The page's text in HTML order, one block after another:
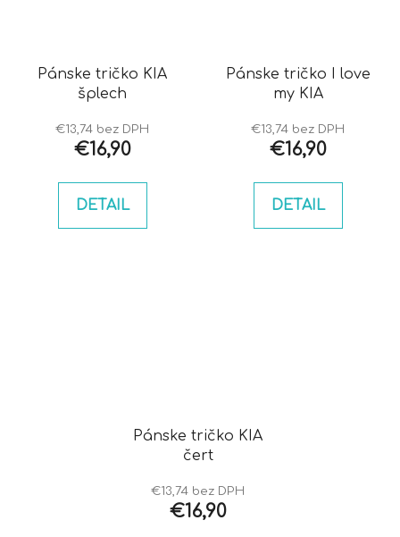
Pánske tričko KIA
šplech
€13,74 bez DPH
€16,90
DETAIL
Pánske tričko I love
my KIA
€13,74 bez DPH
€16,90
DETAIL
Pánske tričko KIA
čert
€13,74 bez DPH
€16,90